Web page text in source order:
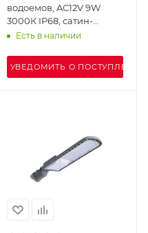
водоемов, AC12V 9W
3000К IP68, сатин-
никель, UG1459-1
Есть в наличии
УВЕДОМИТЬ О ПОСТУПЛЕНИИ